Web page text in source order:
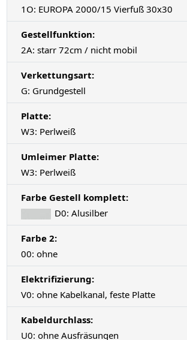
1O: EUROPA 2000/15 Vierfuß 30x30
Gestellfunktion:
2A: starr 72cm / nicht mobil
Verkettungsart:
G: Grundgestell
Platte:
W3: Perlweiß
Umleimer Platte:
W3: Perlweiß
Farbe Gestell komplett:
D0: Alusilber
Farbe 2:
00: ohne
Elektrifizierung:
V0: ohne Kabelkanal, feste Platte
Kabeldurchlass:
U0: ohne Ausfräsungen